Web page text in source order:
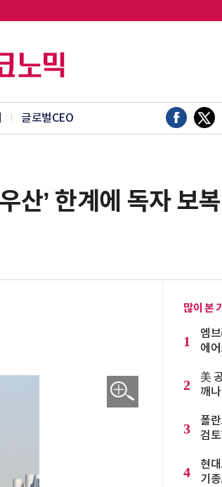
글로벌CEO
산’ 한계에 독자 보복
많이 본
1
엠
에
2
美
깨
3
폴
검
4
현
기